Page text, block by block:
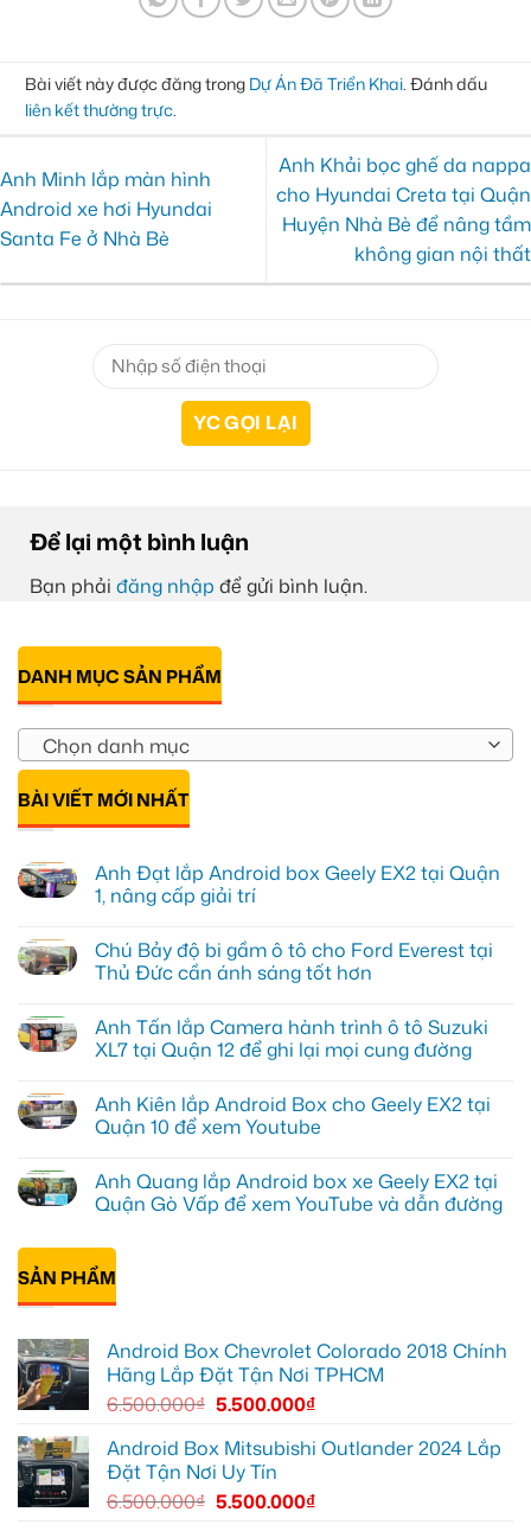
Bài viết này được đăng trong Dự Án Đã Triển Khai. Đánh dấu
liên kết thường trực.
Anh Minh lắp màn hình
Android xe hơi Hyundai
Santa Fe ở Nhà Bè
Anh Khải bọc ghế da nappa
cho Hyundai Creta tại Quận
Huyện Nhà Bè để nâng tầm
không gian nội thất
Để lại một bình luận
Bạn phải đăng nhập để gửi bình luận.
DANH MỤC SẢN PHẨM
Chọn danh mục
BÀI VIẾT MỚI NHẤT
Anh Đạt lắp Android box Geely EX2 tại Quận
1, nâng cấp giải trí
bình
luận
ở
lắp
Android
box
tại
Quận
1,
giải
trí
Chú Bảy độ bi gầm ô tô cho Ford Everest tại
Thủ Đức cần ánh sáng tốt hơn
bình
luận
ở
độ
bi
gầm
cho
Ford
Everest
Đức
cần
ánh
sáng
Anh Tấn lắp Camera hành trình ô tô Suzuki
XL7 tại Quận 12 để ghi lại mọi cung đường
bình
luận
ở
lắp
Camera
hành
Suzuki
XL7
tại
ghi
mọi
cung
Anh Kiên lắp Android Box cho Geely EX2 tại
Quận 10 để xem Youtube
bình
luận
ở
Android
Box
cho
tại
Quận
xem
Anh Quang lắp Android box xe Geely EX2 tại
Quận Gò Vấp để xem YouTube và dẫn đường
có
luận
ở
Anh
Android
box
Geely
EX2
Quận
Gò
Vấp
xem
SẢN PHẨM
Android Box Chevrolet Colorado 2018 Chính
Hãng Lắp Đặt Tận Nơi TPHCM
6.500.000₫ 5.500.000₫
Android Box Mitsubishi Outlander 2024 Lắp
Đặt Tận Nơi Uy Tín
6.500.000₫ 5.500.000₫